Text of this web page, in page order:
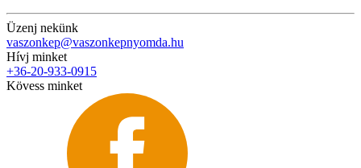
Üzenj nekünk
vaszonkep@vaszonkepnyomda.hu
Hívj minket
+36-20-933-0915
Kövess minket